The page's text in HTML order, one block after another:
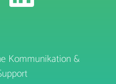
Kommunikation &